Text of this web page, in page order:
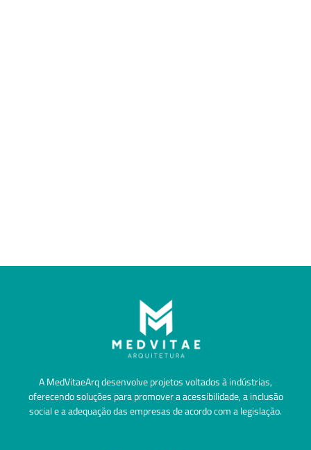
A MedVitaeArq desenvolve projetos voltados à indústrias,
oferecendo soluções para promover a acessibilidade, a inclusão
social e a adequação das empresas de acordo com a legislação.